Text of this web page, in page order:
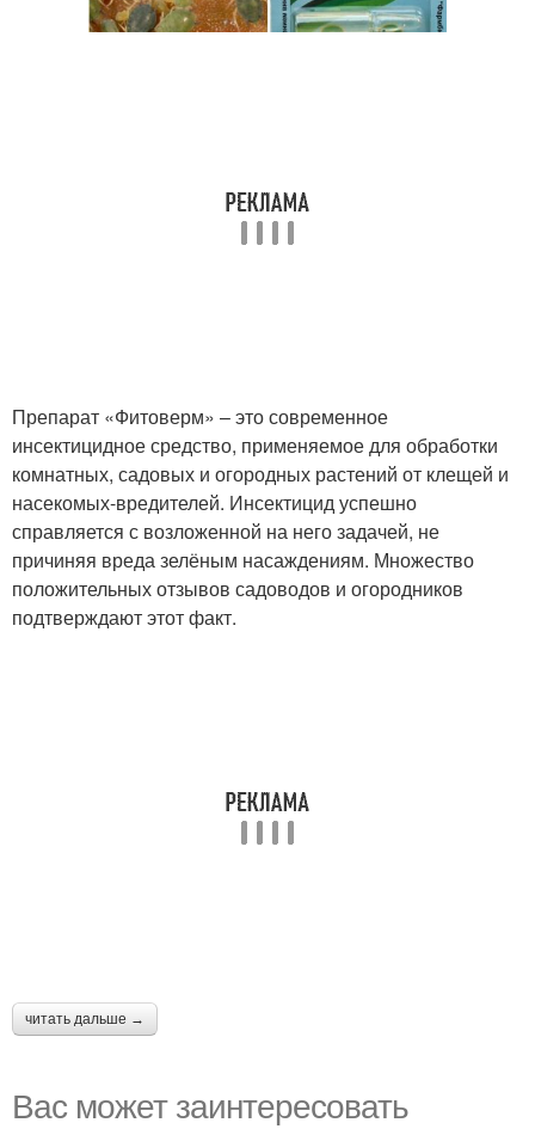
Препарат «Фитоверм» – это современное
инсектицидное средство, применяемое для обработки
комнатных, садовых и огородных растений от клещей и
насекомых-вредителей. Инсектицид успешно
справляется с возложенной на него задачей, не
причиняя вреда зелёным насаждениям. Множество
положительных отзывов садоводов и огородников
подтверждают этот факт.
читать дальше →
Вас может заинтересовать